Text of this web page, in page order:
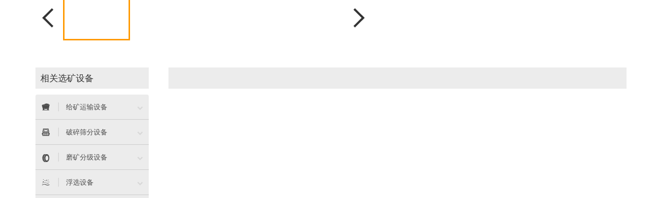
 
相关选矿设备
 给矿运输设备
 破碎筛分设备
 磨矿分级设备
 浮选设备